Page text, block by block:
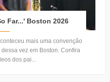
Far...' Boston 2026
mais uma convenção
vez em Boston. Confira
dos pai...